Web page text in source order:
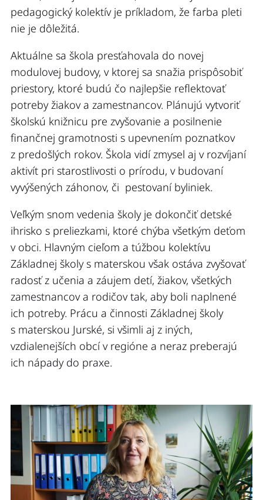
pedagogický kolektív je príkladom, že farba pleti
nie je dôležitá.
Aktuálne sa škola presťahovala do novej
modulovej budovy, v ktorej sa snažia prispôsobiť
priestory, ktoré budú čo najlepšie reflektovať
potreby žiakov a zamestnancov. Plánujú vytvoriť
školskú knižnicu pre zvyšovanie a posilnenie
finančnej gramotnosti s upevnením poznatkov
z predošlých rokov. Škola vidí zmysel aj v rozvíjaní
aktivít pri starostlivosti o prírodu, v budovaní
vyvýšených záhonov, či pestovaní byliniek.
Veľkým snom vedenia školy je dokončiť detské
ihrisko s preliezkami, ktoré chýba všetkým deťom
v obci. Hlavným cieľom a túžbou kolektívu
Základnej školy s materskou však ostáva zvyšovať
radosť z učenia a záujem detí, žiakov, všetkých
zamestnancov a rodičov tak, aby boli naplnené
ich potreby. Prácu a činnosti Základnej školy
s materskou Jurské, si všimli aj z iných,
vzdialenejších obcí v regióne a neraz preberajú
ich nápady do praxe.